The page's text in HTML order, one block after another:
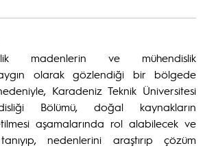
madenlerin ve mühendislik
olarak gözlendiği bir bölgede
Karadeniz Teknik Üniversitesi
Bölümü, doğal kaynakların
aşamalarında rol alabilecek ve
nedenlerini araştırıp çözüm